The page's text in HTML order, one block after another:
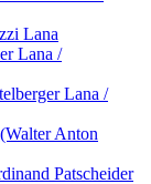
Lana
Lana /
Lana /
Anton
Patscheider